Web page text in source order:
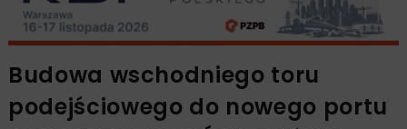
Budowa wschodniego toru
podejściowego do nowego portu